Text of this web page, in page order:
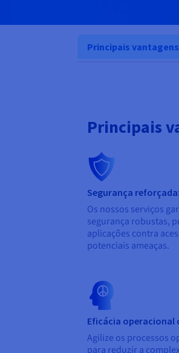
Principais vantagens
Principais
Segurança reforçada:
Os nossos serviços
segurança robustas,
aplicações contra
potenciais ameaças.
Eficácia operacional
Agilize os processos
para reduzir a